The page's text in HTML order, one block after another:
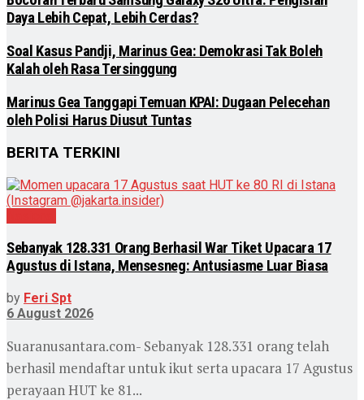
Daya Lebih Cepat, Lebih Cerdas?
Soal Kasus Pandji, Marinus Gea: Demokrasi Tak Boleh
Kalah oleh Rasa Tersinggung
Marinus Gea Tanggapi Temuan KPAI: Dugaan Pelecehan
oleh Polisi Harus Diusut Tuntas
BERITA TERKINI
Sebanyak 128.331 Orang Berhasil War Tiket Upacara 17
Agustus di Istana, Mensesneg: Antusiasme Luar Biasa
by Feri Spt
6 August 2026
Suaranusantara.com- Sebanyak 128.331 orang telah
berhasil mendaftar untuk ikut serta upacara 17 Agustus
perayaan HUT ke 81...